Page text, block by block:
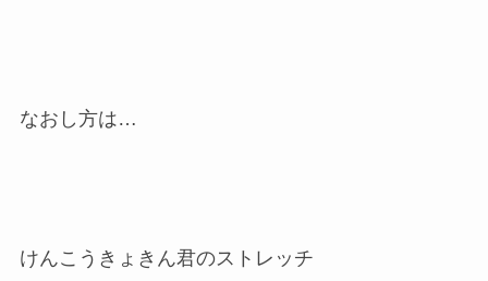
なおし方は…
けんこうきょきん君のストレッチ